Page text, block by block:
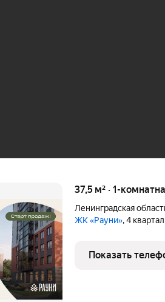
37,5 м² · 1-
Ленинградская
ЖК «Рауни», 4
Показать